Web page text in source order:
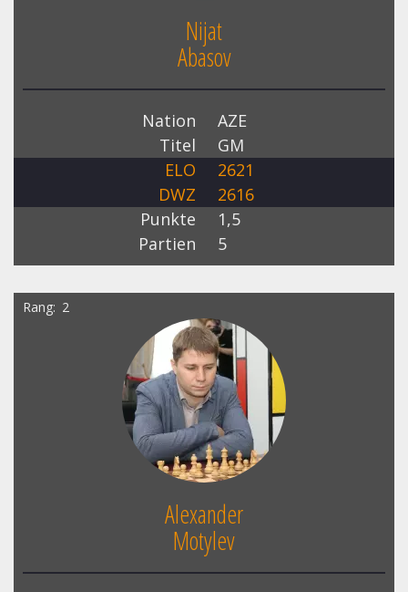
Nijat
Abasov
Nation
AZE
Titel
GM
ELO
2621
DWZ
2616
Punkte
1,5
Partien
5
Rang 2
Alexander
Motylev